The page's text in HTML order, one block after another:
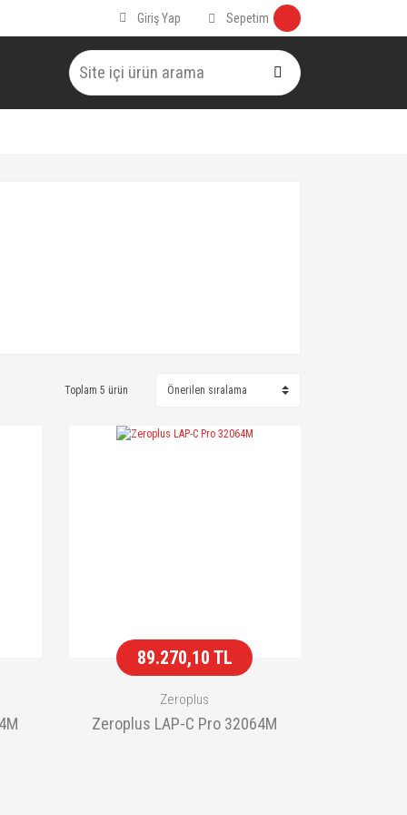
Giriş Yap Sepetim
Toplam 5 ürün
89.270,10 TL
Zeroplus
Zeroplus LAP-C Pro 32064M